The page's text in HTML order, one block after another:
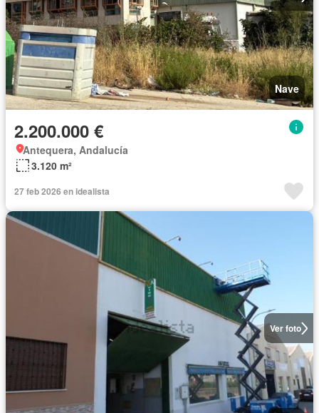
Nave
2.200.000 €
Antequera, Andalucía
3.120 m²
27 feb 2026 en idealista
Ver foto